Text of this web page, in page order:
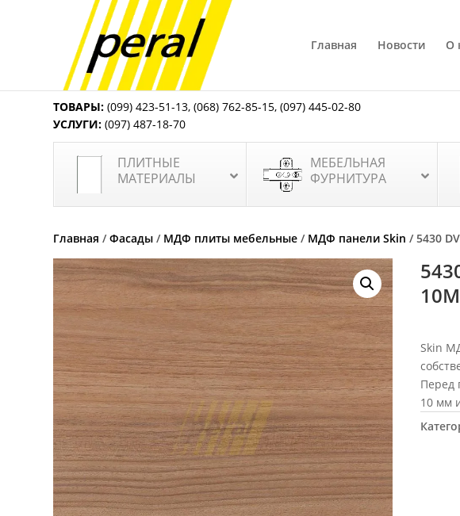
Главная Новости О
ТОВАРЫ: (099) 423-51-13,(068) 762-85-15,(097) 445-02-80
УСЛУГИ: (097) 487-18-70
ПЛИТНЫЕ
МАТЕРИАЛЫ
МЕБЕЛЬНАЯ
ФУРНИТУРА
Главная /Фасады / МДФ плиты мебельные / МДФ панели Skin / 5430
Skin
Перед
10 мм